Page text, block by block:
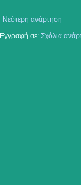
Νεότερη ανάρτηση
Εγγραφή σε: Σχόλια